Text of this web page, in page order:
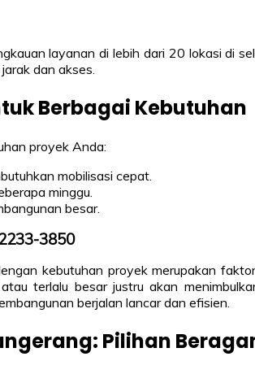
layanan di lebih dari 20 lokasi di
dan akses.
Berbagai Kebutuhan
proyek Anda:
mobilisasi cepat.
minggu.
besar.
3850
kebutuhan proyek merupakan
terlalu besar justru akan
berjalan lancar dan efisien.
Pilihan